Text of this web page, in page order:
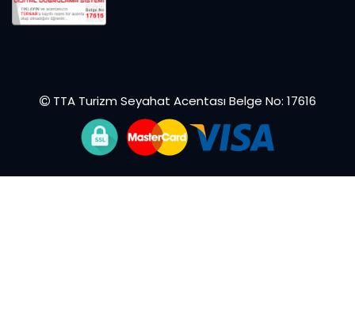
TTA Turizm Seyahat Acentası Belge No: 17616